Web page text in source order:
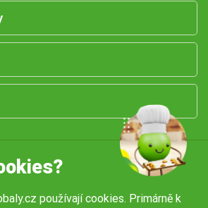
používají cookies. Primárně k